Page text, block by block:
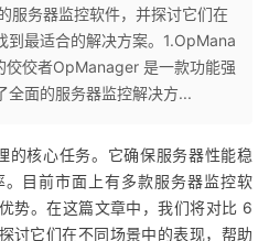
服务器监控软件，并探讨它们在
到最适合的解决方案。1.OpMana
佼者OpManager 是一款功能强
全面的服务器监控解决方...
的核心任务。它确保服务器性能稳
目前市面上有多款服务器监控软
势。在这篇文章中，我们将对比 6
讨它们在不同场景中的表现，帮助